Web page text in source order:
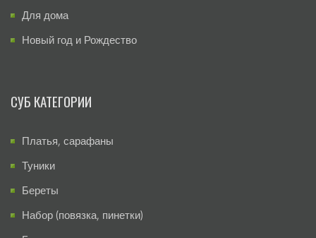
Для дома
Новый год и Рождество
СУБ КАТЕГОРИИ
Платья, сарафаны
Туники
Береты
Набор (повязка, пинетки)